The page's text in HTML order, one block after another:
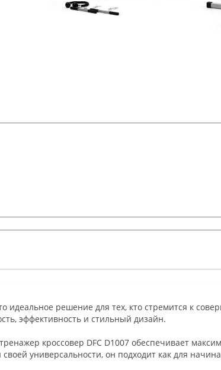
идеальное решение для тех, кто стремится к
эффективность и стильный дизайн.
кроссовер DFC D1007 обеспечивает
универсальности, он подходит как для